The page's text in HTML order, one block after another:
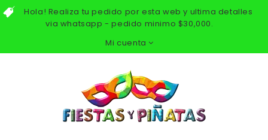
Hola! Realiza tu pedido por esta web y ultima detalles
via whatsapp - pedido minimo $30,000.
Mi cuenta